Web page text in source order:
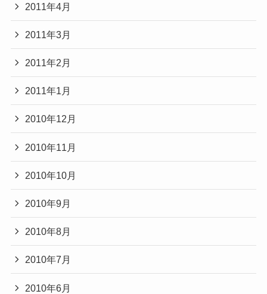
2011年4月
2011年3月
2011年2月
2011年1月
2010年12月
2010年11月
2010年10月
2010年9月
2010年8月
2010年7月
2010年6月